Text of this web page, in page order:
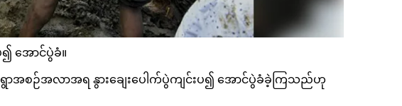
အောင်ပွဲခံ။
ာအစဉ်အလာအရ နွားချေးပေါက်ပွဲကျင်းပ၍ အောင်ပွဲခံခဲ့ကြသည်ဟု